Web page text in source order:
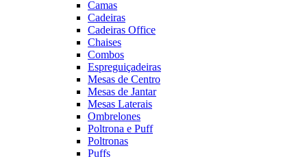
Camas
Cadeiras
Cadeiras Office
Chaises
Combos
Espreguiçadeiras
Mesas de Centro
Mesas de Jantar
Mesas Laterais
Ombrelones
Poltrona e Puff
Poltronas
Puffs